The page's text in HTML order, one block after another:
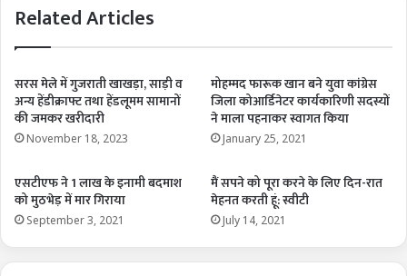
Related Articles
सरस मेले में गुजराती खाखड़ा, साड़ी व
अन्य हेंडीक्राफ्ट तथा हेंडलूमम सामानों
की जमकर खरीदारी
November 18, 2023
मोहम्मद फारूक खान बने युवा कांग्रेस
जिला कोआर्डिनेटर कार्यकारिणी सदस्यों
ने माला पहनाकर स्वागत किया
January 25, 2021
एसटीएफ ने 1 लाख के इनामी बदमाश
को मुठभेड़ में मार गिराया
September 3, 2021
मैं सपने को पूरा करने के लिए दिन-रात
मेहनत करती हूं: स्वीटी
July 14, 2021